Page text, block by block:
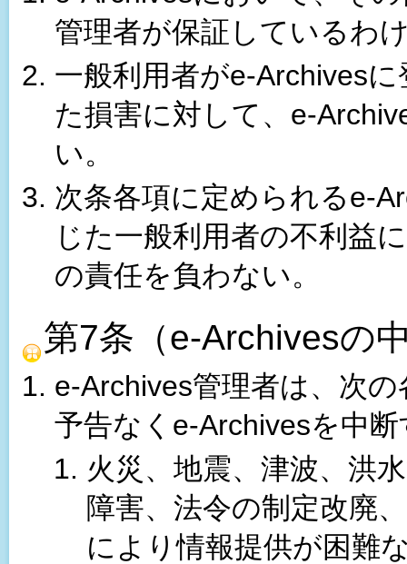
管理者が保証しているわ
一般利用者がe-Archives
た損害に対して、e-
い。
次条各項に定められるe-
じた一般利用者の不利益
の責任を負わない。
第7条（e-Archivesの
e-Archives管理者は、次
予告なくe-Archivesを中
火災、地震、津波、洪
障害、法令の制定改廃
により情報提供が困難